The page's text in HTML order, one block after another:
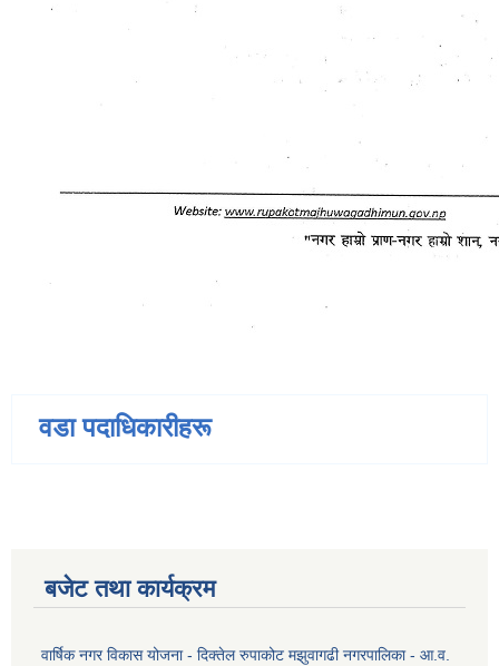
वडा पदाधिकारीहरू
बजेट तथा कार्यक्रम
वार्षिक नगर विकास योजना - दिक्तेल रुपाकोट मझुवागढी नगरपालिका - आ.व.